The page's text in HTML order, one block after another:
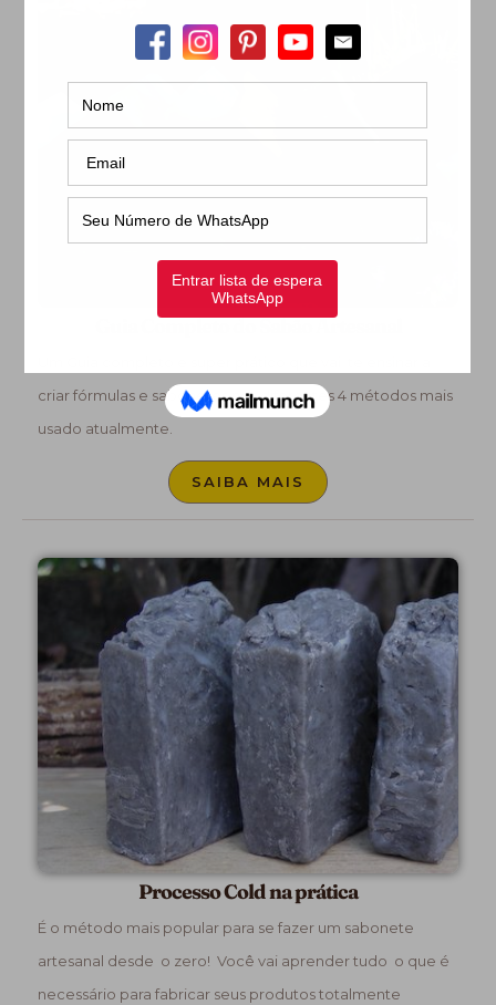
Guia Completo do Sabão Artesanal
criar fórmulas e sabonetes nos diferentes 4 métodos mais
usado atualmente.
SAIBA MAIS
Processo Cold na prática
É o método mais popular para se fazer um sabonete
artesanal desde o zero! Você vai aprender tudo o que é
necessário para fabricar seus produtos totalmente